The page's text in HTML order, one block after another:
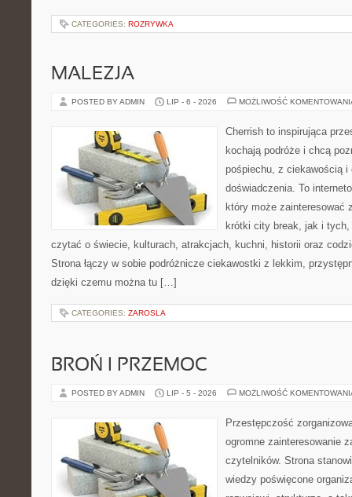
CATEGORIES: ROZRYWKA
MALEZJA
POSTED BY ADMIN LIP - 6 - 2026 MOŻLIWOŚĆ
Cherrish to inspirująca
kochają podróże i chcą
pośpiechu, z ciekawością i
doświadczenia. To
który może zainteresować
krótki city break, jak i
czytać o świecie, kulturach, atrakcjach, kuchni, historii oraz
Strona łączy w sobie podróżnicze ciekawostki z lekkim,
dzięki czemu można tu […]
CATEGORIES: ZAROSLA
BROŃ I PRZEMOC
POSTED BY ADMIN LIP - 5 - 2026 MOŻLIWOŚĆ
Przestępczość
ogromne zainteresowanie
czytelników. Strona
wiedzy poświęcone